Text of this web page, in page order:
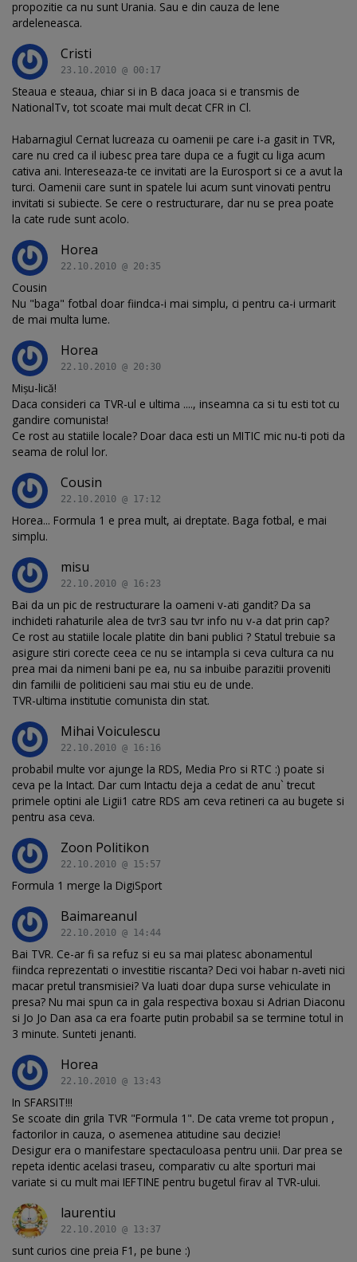
propozitie ca nu sunt Urania. Sau e din cauza de lene
ardeleneasca.
Cristi
23.10.2010 @ 00:17
Steaua e steaua, chiar si in B daca joaca si e transmis de
NationalTv, tot scoate mai mult decat CFR in Cl.
Habarnagiul Cernat lucreaza cu oamenii pe care i-a gasit in TVR,
care nu cred ca il iubesc prea tare dupa ce a fugit cu liga acum
cativa ani. Intereseaza-te ce invitati are la Eurosport si ce a avut la
turci. Oamenii care sunt in spatele lui acum sunt vinovati pentru
invitati si subiecte. Se cere o restructurare, dar nu se prea poate
la cate rude sunt acolo.
Horea
22.10.2010 @ 20:35
Cousin
Nu "baga" fotbal doar fiindca-i mai simplu, ci pentru ca-i urmarit
de mai multa lume.
Horea
22.10.2010 @ 20:30
Mişu-lică!
Daca consideri ca TVR-ul e ultima ...., inseamna ca si tu esti tot cu
gandire comunista!
Ce rost au statiile locale? Doar daca esti un MITIC mic nu-ti poti da
seama de rolul lor.
Cousin
22.10.2010 @ 17:12
Horea... Formula 1 e prea mult, ai dreptate. Baga fotbal, e mai
simplu.
misu
22.10.2010 @ 16:23
Bai da un pic de restructurare la oameni v-ati gandit? Da sa
inchideti rahaturile alea de tvr3 sau tvr info nu v-a dat prin cap?
Ce rost au statiile locale platite din bani publici ? Statul trebuie sa
asigure stiri corecte ceea ce nu se intampla si ceva cultura ca nu
prea mai da nimeni bani pe ea, nu sa inbuibe parazitii proveniti
din familii de politicieni sau mai stiu eu de unde.
TVR-ultima institutie comunista din stat.
Mihai Voiculescu
22.10.2010 @ 16:16
probabil multe vor ajunge la RDS, Media Pro si RTC :) poate si
ceva pe la Intact. Dar cum Intactu deja a cedat de anu` trecut
primele optini ale Ligii1 catre RDS am ceva retineri ca au bugete si
pentru asa ceva.
Zoon Politikon
22.10.2010 @ 15:57
Formula 1 merge la DigiSport
Baimareanul
22.10.2010 @ 14:44
Bai TVR. Ce-ar fi sa refuz si eu sa mai platesc abonamentul
fiindca reprezentati o investitie riscanta? Deci voi habar n-aveti nici
macar pretul transmisiei? Va luati doar dupa surse vehiculate in
presa? Nu mai spun ca in gala respectiva boxau si Adrian Diaconu
si Jo Jo Dan asa ca era foarte putin probabil sa se termine totul in
3 minute. Sunteti jenanti.
Horea
22.10.2010 @ 13:43
In SFARSIT!!!
Se scoate din grila TVR "Formula 1". De cata vreme tot propun ,
factorilor in cauza, o asemenea atitudine sau decizie!
Desigur era o manifestare spectaculoasa pentru unii. Dar prea se
repeta identic acelasi traseu, comparativ cu alte sporturi mai
variate si cu mult mai IEFTINE pentru bugetul firav al TVR-ului.
laurentiu
22.10.2010 @ 13:37
sunt curios cine preia F1, pe bune :)